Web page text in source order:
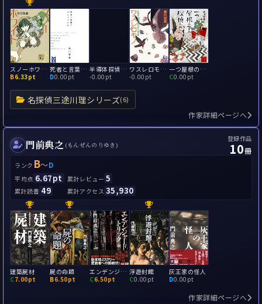
名探偵三途川理シリーズ(6)
スノーホワイト 名探偵三途川理と少女の鏡は千の目を持つ
B6.33pt
死者と言葉を交わすなかれ
D0.00pt
半導体探偵マキナの未定義な冒険
-0.00pt
ワスレロモノ 名探偵三途川理 vs 思い出泥棒
-0.00pt
一つ屋根の下の探偵たち
C0.00pt
作家詳細ページへ
門前典之 (もんぜんのりゆき)
登録作品
10冊
ランク B～D
平均点 6.67pt 累計レビュー 5
累計読書 49 累計アクセス 35,930
建築屍材
C7.00pt
屍の命題
B6.50pt
エンデンジャード・トリック
C6.50pt
浮遊封館
C0.00pt
灰王家の怪人
D0.00pt
作家詳細ページへ